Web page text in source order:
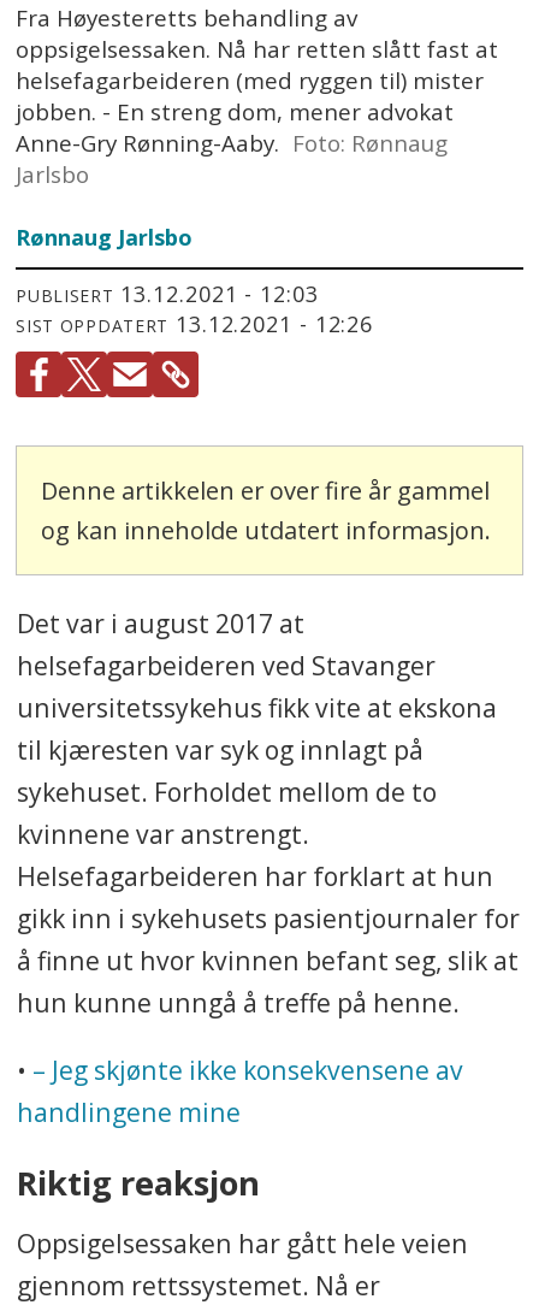
Fra Høyesteretts behandling av
oppsigelsessaken. Nå har retten slått fast at
helsefagarbeideren (med ryggen til) mister
jobben. - En streng dom, mener advokat
Anne-Gry Rønning-Aaby. Foto: Rønnaug
Jarlsbo
Rønnaug Jarlsbo
PUBLISERT 13.12.2021 - 12:03
SIST OPPDATERT 13.12.2021 - 12:26
Denne artikkelen er over fire år gammel
og kan inneholde utdatert informasjon.
Det var i august 2017 at
helsefagarbeideren ved Stavanger
universitetssykehus fikk vite at ekskona
til kjæresten var syk og innlagt på
sykehuset. Forholdet mellom de to
kvinnene var anstrengt.
Helsefagarbeideren har forklart at hun
gikk inn i sykehusets pasientjournaler for
å finne ut hvor kvinnen befant seg, slik at
hun kunne unngå å treffe på henne.
• – Jeg skjønte ikke konsekvensene av
handlingene mine
Riktig reaksjon
Oppsigelsessaken har gått hele veien
gjennom rettssystemet. Nå er